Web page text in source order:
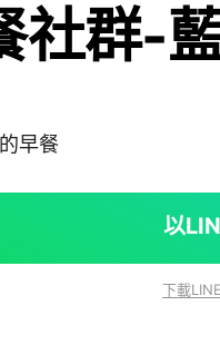
社群-
早餐
以
下載